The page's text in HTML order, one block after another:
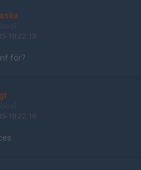
18 22:13
för?
18 22:16